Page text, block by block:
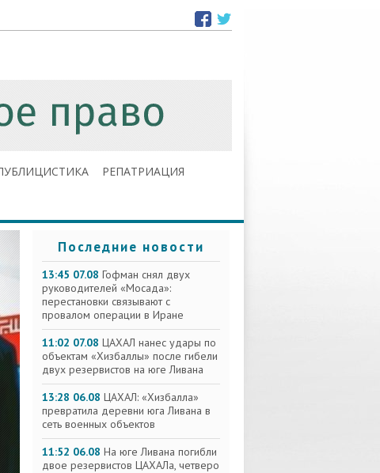
РЕПАТРИАЦИЯ
Последние новости
13:45 07.08 Гофман снял двух
руководителей «Мосада»:
перестановки связывают с
провалом операции в Иране
11:02 07.08 ЦАХАЛ нанес удары по
объектам «Хизбаллы» после гибели
двух резервистов на юге Ливана
13:28 06.08 ЦАХАЛ: «Хизбалла»
превратила деревни юга Ливана в
сеть военных объектов
11:52 06.08 На юге Ливана погибли
двое резервистов ЦАХАЛа, четверо